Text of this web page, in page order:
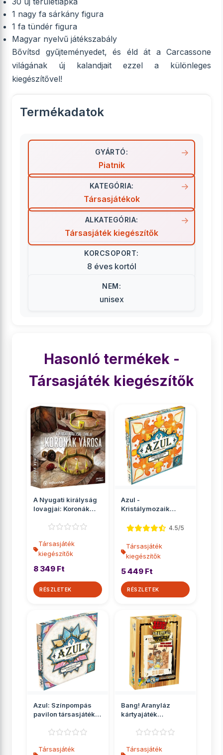
1 nagy fa sárkány figura
1 fa tündér figura
Magyar nyelvű játékszabály
Bővítsd gyűjteményedet, és éld át a Carcassone
világának új kalandjait ezzel a különleges
kiegészítővel!
Termékadatok
GYÁRTÓ:
Piatnik
KATEGÓRIA:
Társasjátékok
ALKATEGÓRIA:
Társasjáték kiegészítők
KORCSOPORT:
8 éves kortól
NEM:
unisex
Hasonló termékek -
Társasjáték kiegészítők
A Nyugati királyság
lovagjai: Koronák
Társasjáték
kiegészítők
8 349 Ft
RÉSZLETEK
Azul -
Kristálymozaik
kiegészítő
4.5/5
Társasjáték
kiegészítők
5 449 Ft
RÉSZLETEK
Azul: Színpompás
pavilon társasjáték
Társasjáték
Bang! Aranyláz
kártyajáték
Társasjáték